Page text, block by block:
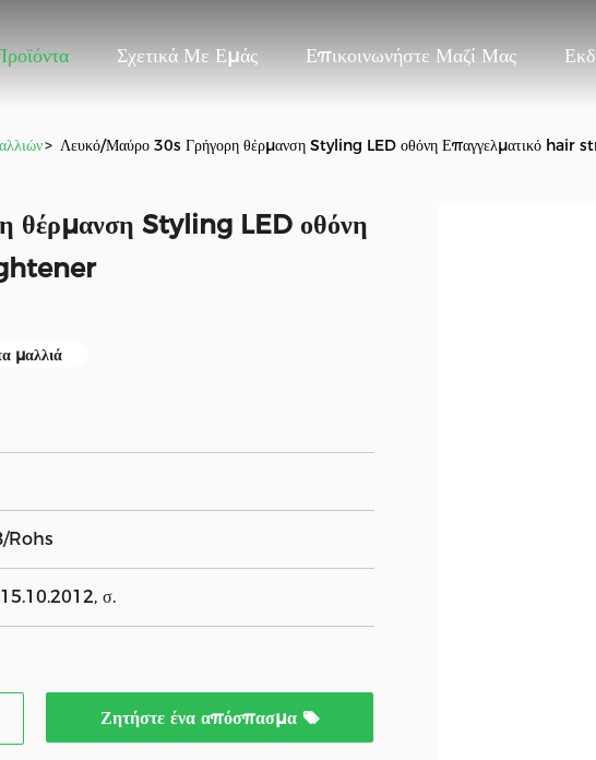
Σχετικά Με Εμάς Επικοινωνήστε Μαζί Μας
> Λευκό/Μαύρο 30s Γρήγορη θέρμανση Styling LED οθόνη Επαγγελματικό hair
θέρμανση Styling LED οθόνη
μαλλιά
Rohs
σ.
Ζητήστε ένα απόσπασμα